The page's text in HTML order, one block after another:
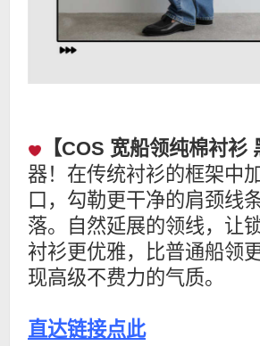
【COS 宽船领纯棉衬
器！在传统衬衫的框架中
口，勾勒更干净的肩颈线
落。自然延展的领线，让
衬衫更优雅，比普通船领
现高级不费力的气质。
直达链接点此